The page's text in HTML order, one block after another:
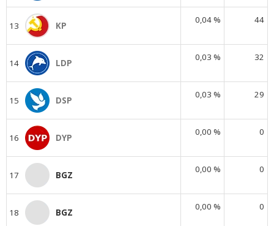
13 KP
0,04 % 44
14 LDP
0,03 % 32
15 DSP
0,03 % 29
16 DYP
0,00 % 0
17 BGZ
0,00 % 0
18 BGZ
0,00 % 0